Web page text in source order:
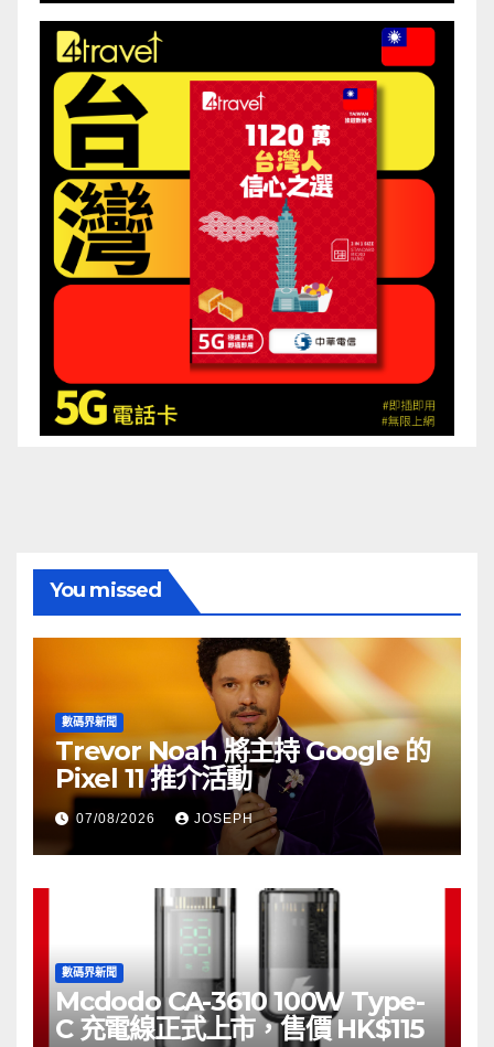
You missed
數碼界新聞
Trevor Noah 將主持 Google 的
Pixel 11 推介活動
07/08/2026 JOSEPH
數碼界新聞
Mcdodo CA-3610 100W Type-
C 充電線正式上市，售價 HK$115